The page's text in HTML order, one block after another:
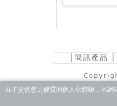
簡訊產品
為了提供您更優質的個人化體驗，本